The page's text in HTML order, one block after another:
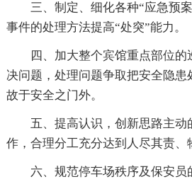
三、制定、细化各种“应急预
事件的处理方法提高“处突”能力。
四、加大整个宾馆重点部位
决问题，处理问题争取把安全隐
故于安全之门外。
五、提高认识，创新思路主动
作，合理分工充分达到人尽其责、
六、规范停车场秩序及保安员